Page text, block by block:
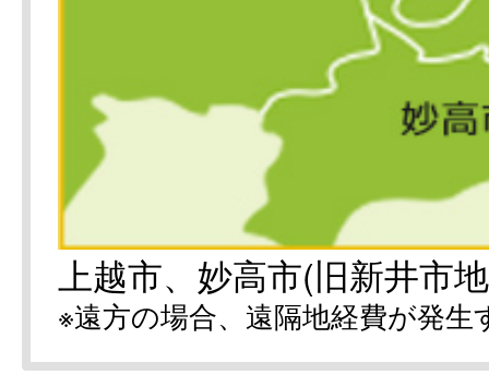
上越市、妙高市(旧新井市
※遠方の場合、遠隔地経費が発